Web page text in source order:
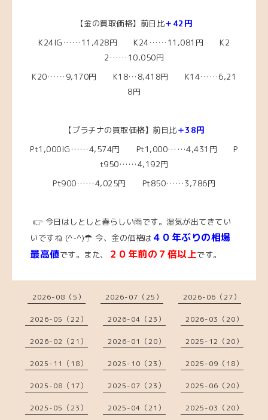
【金の買取価格】前日比＋42円
K24IG……11,428円 K24……11,081円 K2
2……10,050円
K20……9,170円 K18…8,418円 K14……6,21
8円
【プラチナの買取価格】前日比＋38円
Pt1,000IG……4,574円 Pt1,000……4,431 円 P
t950……4,192円
Pt900……4,025円 Pt850……3,786円
👉 今日はしとしと春らしい雨です。湿気が出てきてい
いですね (^-^)☂ 今、 金の価格は ４０年ぶりの相場
最高値です。また、 ２０年前の７倍以上です。
2026-08（5） 2026-07（25） 2026-06（27）
2026-05（22） 2026-04（23） 2026-03（20）
2026-02（21） 2026-01（20） 2025-12（20）
2025-11（18） 2025-10（23） 2025-09（18）
2025-08（17） 2025-07（23） 2025-06（20）
2025-05（23） 2025-04（21） 2025-03（20）